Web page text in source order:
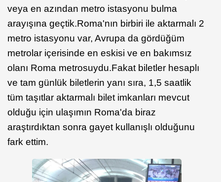
veya en azından metro istasyonu bulma
arayışına geçtik.Roma'nın birbiri ile aktarmalı 2
metro istasyonu var, Avrupa da gördüğüm
metrolar içerisinde en eskisi ve en bakımsız
olanı Roma metrosuydu.Fakat biletler hesaplı
ve tam günlük biletlerin yanı sıra, 1,5 saatlik
tüm taşıtlar aktarmalı bilet imkanları mevcut
olduğu için ulaşımın Roma'da biraz
araştırdıktan sonra gayet kullanışlı olduğunu
fark ettim.